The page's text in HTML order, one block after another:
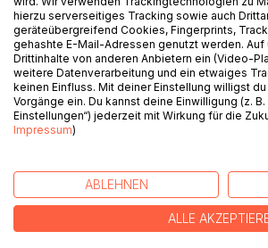
eine Seelenmüllsammlerin
sowie ein Lord ohne
nur eine weitere Lüge, um
WEITERE
hierzu serverseitiges Tracking sowie auch
geräteübergreifend Cookies, Fingerprints,
gehashte E-Mail-Adressen genutzt werden.
Drittinhalte von anderen Anbietern ein (Video-
weitere Datenverarbeitung und ein etwaiges
keinen Einfluss. Mit deiner Einstellung willigst
Vorgänge ein. Du kannst deine Einwilligung (z.
Einstellungen“) jederzeit mit Wirkung für die
Impressum)
ABLEHNEN
ALLE